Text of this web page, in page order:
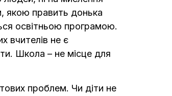
якою править донька
освітньою програмою.
вчителів не є
Школа – не місце для
проблем. Чи діти не